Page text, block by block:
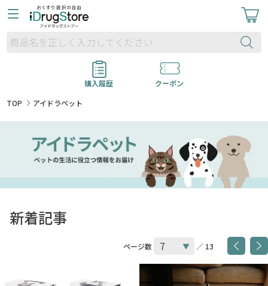
購入履歴
クーポン
TOP
アイドラペット
新着記事
ページ数 ／ 13